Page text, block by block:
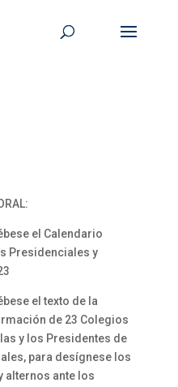
el Calendario
Presidenciales y
el texto de la
de 23 Colegios
y los Presidentes de
para desígnese los
alternos ante los